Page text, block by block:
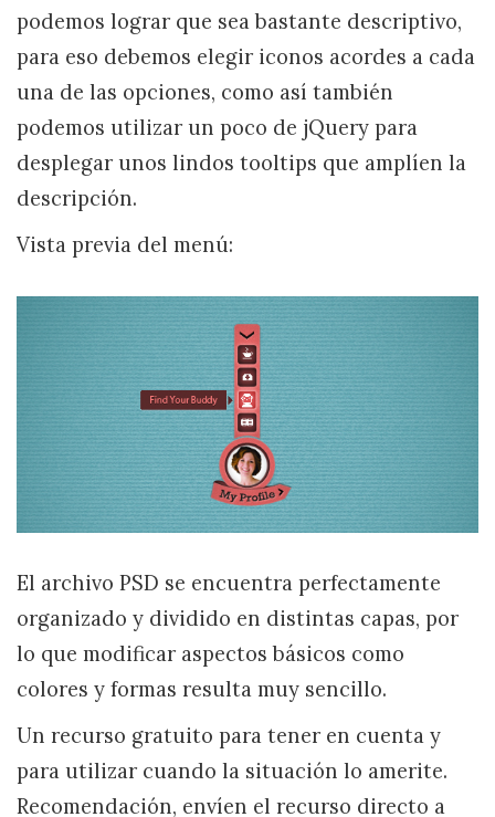
podemos lograr que sea bastante descriptivo,
para eso debemos elegir iconos acordes a cada
una de las opciones, como así también
podemos utilizar un poco de jQuery para
desplegar unos lindos tooltips que amplíen la
descripción.
Vista previa del menú:
El archivo PSD se encuentra perfectamente
organizado y dividido en distintas capas, por
lo que modificar aspectos básicos como
colores y formas resulta muy sencillo.
Un recurso gratuito para tener en cuenta y
para utilizar cuando la situación lo amerite.
Recomendación, envíen el recurso directo a